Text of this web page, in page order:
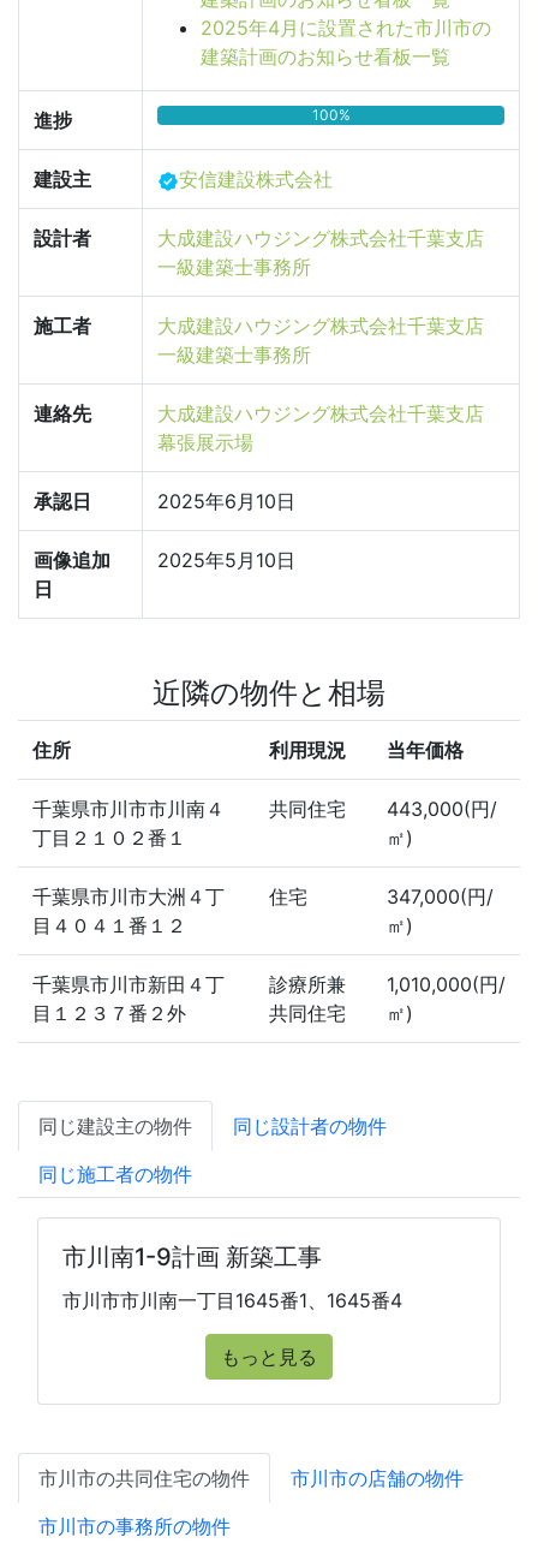
2025年4月に設置された市川市の
建築計画のお知らせ看板一覧
進捗 100%
建設主 安信建設株式会社
設計者
大成建設ハウジング株式会社千葉支店
一級建築士事務所
施工者
大成建設ハウジング株式会社千葉支店
一級建築士事務所
連絡先
大成建設ハウジング株式会社千葉支店
幕張展示場
承認日 2025年6月10日
画像追加
日
2025年5月10日
近隣の物件と相場
住所 利用現況 当年価格
千葉県市川市市川南４
丁目２１０２番１
共同住宅
443,000(円/
㎡)
千葉県市川市大洲４丁
目４０４１番１２
住宅
347,000(円/
㎡)
千葉県市川市新田４丁
目１２３７番２外
診療所兼
共同住宅
1,010,000(円/
㎡)
同じ建設主の物件
同じ設計者の物件
同じ施工者の物件
市川南1-9計画 新築工事
市川市市川南一丁目1645番1、1645番4
もっと見る
市川市の共同住宅の物件
市川市の店舗の物件
市川市の事務所の物件